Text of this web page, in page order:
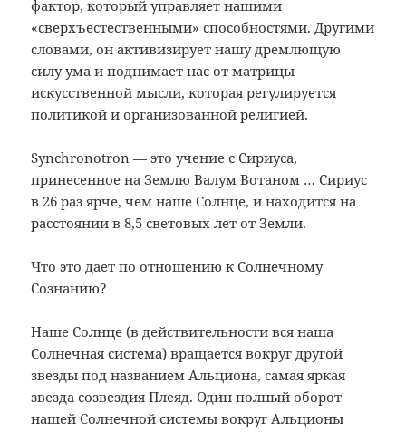
фактор, который управляет нашими
«сверхъестественными» способностями. Другими
словами, он активизирует нашу дремлющую
силу ума и поднимает нас от матрицы
искусственной мысли, которая регулируется
политикой и организованной религией.
Synchronotron — это учение с Сириуса,
принесенное на Землю Валум Вотаном … Сириус
в 26 раз ярче, чем наше Солнце, и находится на
расстоянии в 8,5 световых лет от Земли.
Что это дает по отношению к Солнечному
Сознанию?
Наше Солнце (в действительности вся наша
Солнечная система) вращается вокруг другой
звезды под названием Альциона, самая яркая
звезда созвездия Плеяд. Один полный оборот
нашей Солнечной системы вокруг Альционы